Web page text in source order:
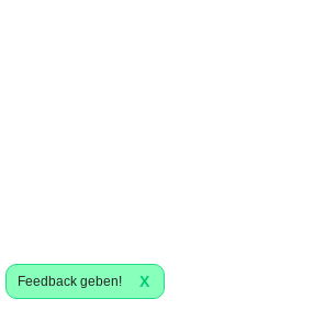
Feedback geben! X